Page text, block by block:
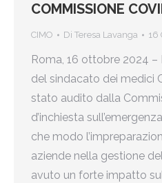
COMMISSIONE
CIMO Di Teresa Lavanga 16
Roma, 16 ottobre 2024 –
del sindacato dei medici
stato audito dalla
d’inchiesta
che modo
aziende nella gestione
avuto un forte impatto